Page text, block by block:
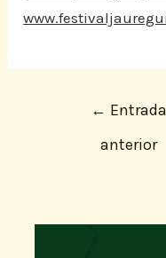
← Entrada
anterior